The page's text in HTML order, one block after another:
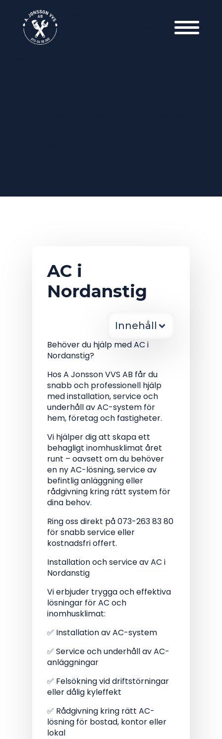
Warning: Undefined array key "@type" in
/home/ajonssonvvs/public_html/wp-
content/plugins/seo-by-rank-
AC i
Nordanstig
Innehåll
Behöver du hjälp med AC i
Nordanstig?
Hos A Jonsson VVS AB får du
snabb och professionell hjälp
med installation, service och
underhåll av AC-system för
hem, företag och fastigheter.
Vi hjälper dig att skapa ett
behagligt inomhusklimat året
runt – oavsett om du behöver
en ny AC-lösning, service av
befintlig anläggning eller
rådgivning kring rätt system för
dina behov.
Ring oss direkt på 073-263 83 80
för snabb service eller
kostnadsfri offert.
Installation och service av AC i
Nordanstig
Vi erbjuder trygga och effektiva
lösningar för AC och
inomhusklimat:
✅ Installation av AC-system
✅ Service och underhåll av AC-
anläggningar
✅ Felsökning vid driftstörningar
eller dålig kyleffekt
✅ Rådgivning kring rätt AC-
lösning för bostad, kontor eller
lokal